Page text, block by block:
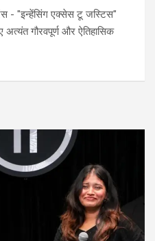
- "इन्हेंसिंग एक्सेस टू जस्टिस"
गौरवपूर्ण और ऐतिहासिक